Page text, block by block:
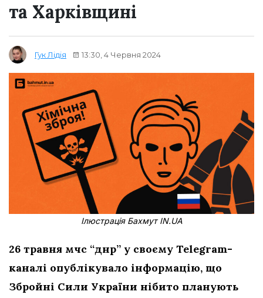
та Харківщині
Гук Лідія 13:30, 4 Червня 2024
Ілюстрація Бахмут IN.UA
26 травня мчс “днр” у своєму Telegram-
каналі опублікувало інформацію, що
Збройні Сили України нібито планують